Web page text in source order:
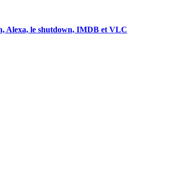
Alexa, le shutdown, IMDB et VLC